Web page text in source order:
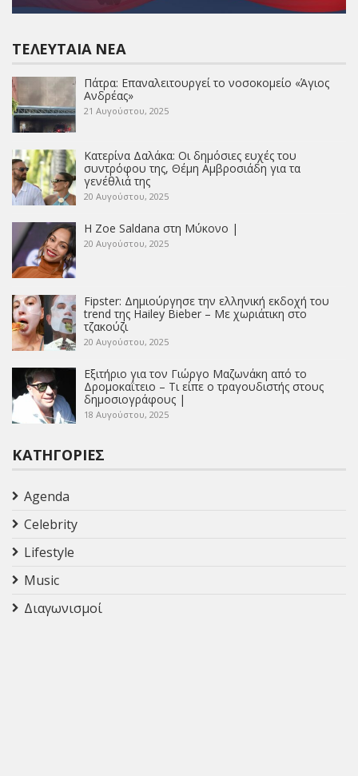
ΤΕΛΕΥΤΑΊΑ ΝΈΑ
Πάτρα: Επαναλειτουργεί το νοσοκομείο «Άγιος
Ανδρέας»
21 Αυγούστου, 2025
Κατερίνα Δαλάκα: Οι δημόσιες ευχές του
συντρόφου της, Θέμη Αμβροσιάδη για τα
γενέθλιά της
20 Αυγούστου, 2025
Η Zoe Saldana στη Μύκονο |
20 Αυγούστου, 2025
Fipster: Δημιούργησε την ελληνική εκδοχή του
trend της Hailey Bieber – Με χωριάτικη στο
τζακούζι
20 Αυγούστου, 2025
Εξιτήριο για τον Γιώργο Μαζωνάκη από το
Δρομοκαΐτειο – Τι είπε ο τραγουδιστής στους
δημοσιογράφους |
18 Αυγούστου, 2025
ΚΑΤΗΓΟΡΊΕΣ
Agenda
Celebrity
Lifestyle
Music
Διαγωνισμοί